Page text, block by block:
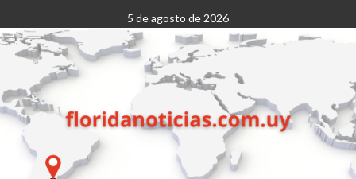
al
contenido
5 de agosto de 2026